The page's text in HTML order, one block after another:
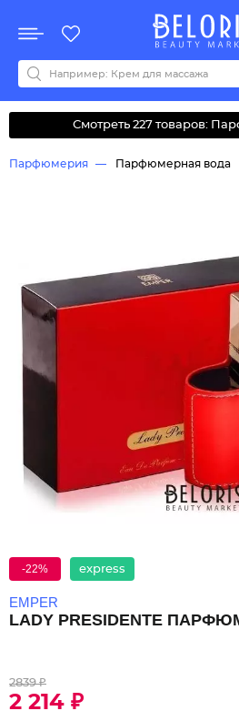
Акции
Все бренды
0-9ABCDEFGHIJKLMNOPQRSTUVWY
Смотреть 227 товаров:
Парфюмерия Парфюмерная вода
-22% express
EMPER
LADY PRESIDENTE
2839 ₽
2 214 ₽